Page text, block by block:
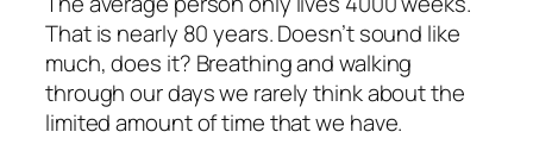
That is nearly 80 years. Doesn’t sound like
much, does it? Breathing and walking
through our days we rarely think about the
limited amount of time that we have.